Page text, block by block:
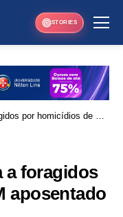
STORIES
por homicídios de PM
a foragidos
aposentado